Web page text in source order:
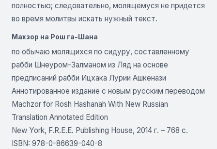
полностью; следовательно, молящемуся не придется
во время молитвы искать нужный текст.
Махзор на Рош га-Шана
по обычаю молящихся по сидуру, составленному
рабби Шнеуром-Залманом из Ляд на основе
предписаний рабби Ицхака Лурии Ашкенази
Аннотированное издание с новым русским переводом
Machzor for Rosh Hashanah With New Russian
Translation Annotated Edition
New York, F.R.E.E. Publishing House, 2014 г. – 768 с.
ISBN: 978-0-86639-040-8